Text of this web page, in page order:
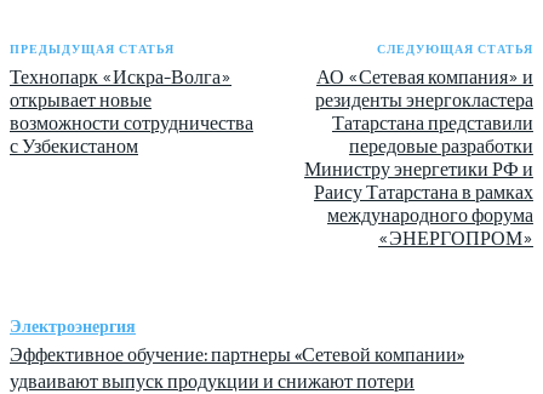
ПРЕДЫДУЩАЯ СТАТЬЯ
Технопарк «Искра-Волга»
открывает новые
возможности сотрудничества
с Узбекистаном
СЛЕДУЮЩАЯ СТАТЬЯ
АО «Сетевая компания» и
резиденты энергокластера
Татарстана представили
передовые разработки
Министру энергетики РФ и
Раису Татарстана в рамках
международного форума
«ЭНЕРГОПРОМ»
Электроэнергия
Эффективное обучение: партнеры «Сетевой компании»
удваивают выпуск продукции и снижают потери